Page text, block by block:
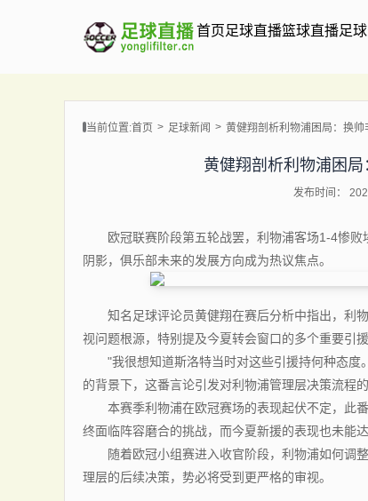
首页足球直播篮球直播足
当前位置:首页 足球新闻 黄健翔剖析利物浦困局：换
黄健翔剖析利物浦困
发布时间：
欧冠联赛阶段第五轮战罢，利物浦客场1-4惨败
阴影，俱乐部未来的发展方向成为热议焦点。
知名足球评论员黄健翔在赛后分析中指出，利物
视问题根源，特别提及今夏转会窗口的多个重要引援
"我很想知道斯洛特当时对这些引援持何种态度
的背景下，这番言论引发对利物浦管理层决策流程的
本赛季利物浦在欧冠赛场的表现起伏不定，此番
终面临阵容磨合的挑战，而今夏新援的表现也未能达
随着欧冠小组赛进入收官阶段，利物浦如何调整
理层的后续决策，势必将受到更严格的审视。